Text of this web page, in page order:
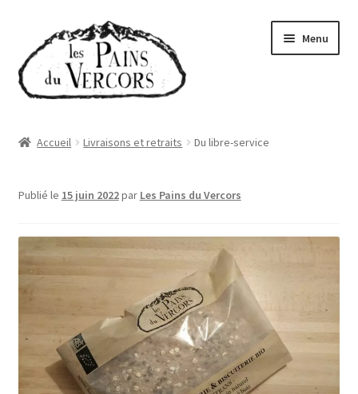
la
navigation
contenu
Menu
Abonnements
Qui sommes-nous
Où trouver nos pains
Actualités
Accueil Livraisons et retraits Du libre-service
Publié le 15 juin 2022par Les Pains du Vercors